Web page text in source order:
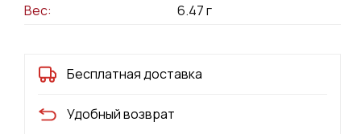
Вес:
6.47г
Бесплатная доставка
Удобный возврат